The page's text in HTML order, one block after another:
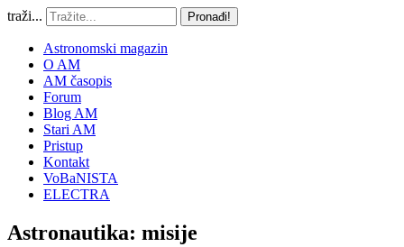
traži... Pronađi!
Astronomski magazin
O AM
AM časopis
Forum
Blog AM
Stari AM
Pristup
Kontakt
VoBaNISTA
ELECTRA
Astronautika: misije